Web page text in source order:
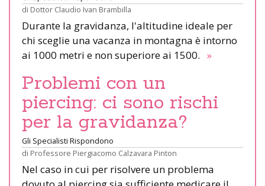
di Dottor Claudio Ivan Brambilla
Durante la gravidanza, l'altitudine ideale per
chi sceglie una vacanza in montagna è intorno
ai 1000 metri e non superiore ai 1500. »
Problemi con un
piercing: ci sono rischi
per la gravidanza?
Gli Specialisti Rispondono
di Professore Piergiacomo Calzavara Pinton
Nel caso in cui per risolvere un problema